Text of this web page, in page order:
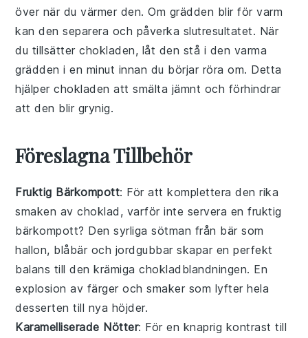
över när du värmer den. Om grädden blir för varm
kan den separera och påverka slutresultatet. När
du tillsätterchokladen, låt den stå i den varma
grädden i en minut innan du börjar röra om. Detta
hjälperchokladen att smälta jämnt och förhindrar
att den blir grynig.
Föreslagna Tillbehör
Fruktig Bärkompott: För att komplettera den rika
smaken avchoklad , varför inte servera enfruktig
bärkompott? Den syrliga sötman från bär som
hallon, blåbär och jordgubbar skapar en perfekt
balans till den krämigachokladblandningen. En
explosion av färger och smaker som lyfter hela
desserten till nya höjder.
Karamelliserade Nötter: För en knaprig kontrast till